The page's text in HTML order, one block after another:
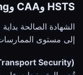
HSTS وCAA وOCSP stapling
إلى مستوى
Security):